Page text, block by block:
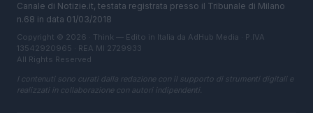
Canale di Notizie.it, testata registrata presso il Tribunale di Milano
n.68 in data 01/03/2018
Copyright © 2026 · Think — Edito in Italia da AdHub Media · P.IVA
13542920965 · REA MI 2729933
All Rights Reserved
I contenuti sono curati dalla redazione con il supporto di strumenti digitali e
realizzati in collaborazione con autori indipendenti.